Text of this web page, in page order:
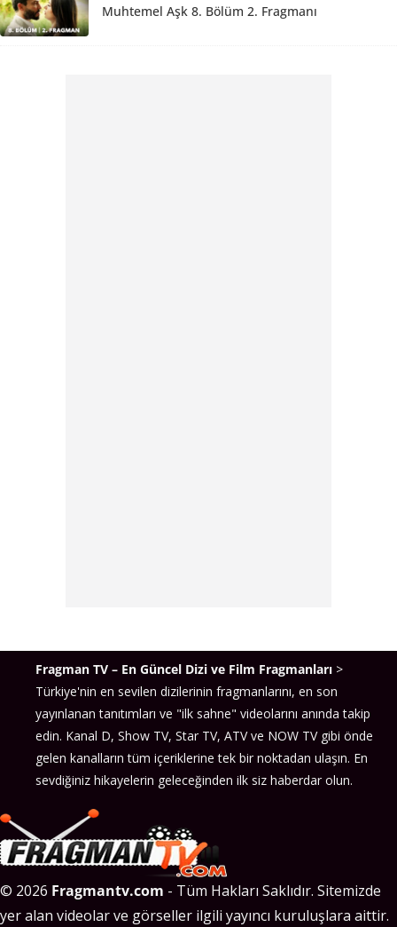
Muhtemel Aşk 8. Bölüm 2. Fragmanı
Fragman TV – En Güncel Dizi ve Film Fragmanları >
Türkiye'nin en sevilen dizilerinin fragmanlarını, en son
yayınlanan tanıtımları ve "ilk sahne" videolarını anında takip
edin. Kanal D, Show TV, Star TV, ATV ve NOW TV gibi önde
gelen kanalların tüm içeriklerine tek bir noktadan ulaşın. En
sevdiğiniz hikayelerin geleceğinden ilk siz haberdar olun.
© 2026 Fragmantv.com - Tüm Hakları Saklıdır. Sitemizde
yer alan videolar ve görseller ilgili yayıncı kuruluşlara aittir.